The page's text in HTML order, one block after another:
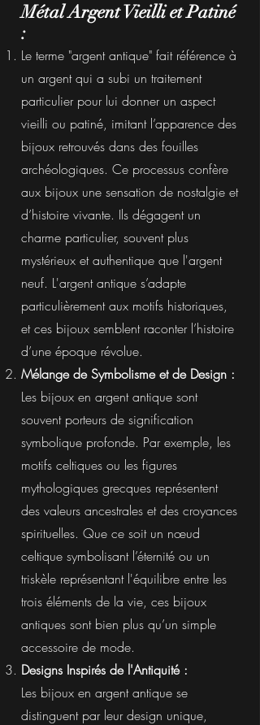
Métal Argent Vieilli et Patiné
:
Le terme "argent antique" fait référence à
un argent qui a subi un traitement
particulier pour lui donner un aspect
vieilli ou patiné, imitant l’apparence des
bijoux retrouvés dans des fouilles
archéologiques. Ce processus confère
aux bijoux une sensation de nostalgie et
d’histoire vivante. Ils dégagent un
charme particulier, souvent plus
mystérieux et authentique que l'argent
neuf. L'argent antique s’adapte
particulièrement aux motifs historiques,
et ces bijoux semblent raconter l’histoire
d’une époque révolue.
Mélange de Symbolisme et de Design :
Les bijoux en argent antique sont
souvent porteurs de signification
symbolique profonde. Par exemple, les
motifs celtiques ou les figures
mythologiques grecques représentent
des valeurs ancestrales et des croyances
spirituelles. Que ce soit un nœud
celtique symbolisant l’éternité ou un
triskèle représentant l'équilibre entre les
trois éléments de la vie, ces bijoux
antiques sont bien plus qu’un simple
accessoire de mode.
Designs Inspirés de l'Antiquité :
Les bijoux en argent antique se
distinguent par leur design unique,